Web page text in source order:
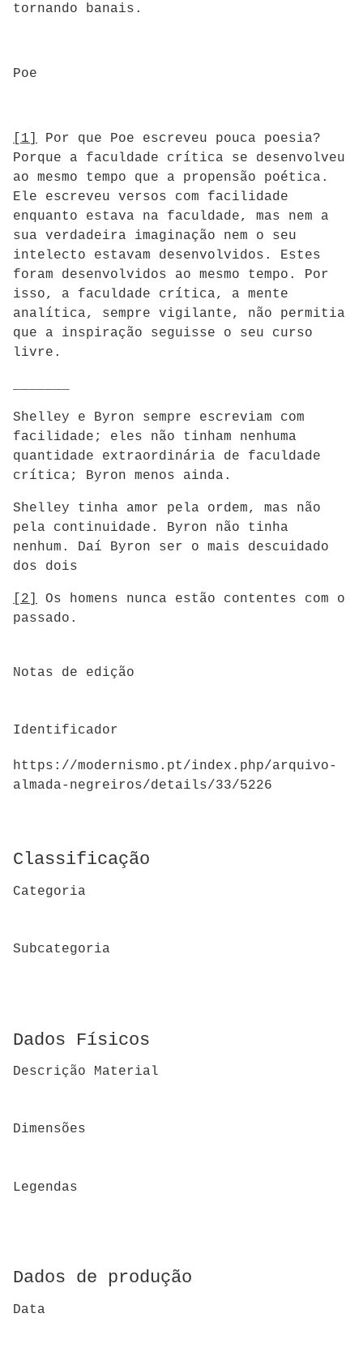
tornando banais.
Poe
[1]
Por que Poe escreveu pouca poesia?
Porque a faculdade crítica se desenvolveu
ao mesmo tempo que a propensão poética.
Ele escreveu versos com facilidade
enquanto estava na faculdade, mas nem a
sua verdadeira imaginação nem o seu
intelecto estavam desenvolvidos. Estes
foram desenvolvidos ao mesmo tempo. Por
isso, a faculdade crítica, a mente
analítica, sempre vigilante, não permitia
que a inspiração seguisse o seu curso
livre.
Shelley e Byron sempre escreviam com
facilidade; eles não tinham nenhuma
quantidade extraordinária de faculdade
crítica; Byron menos ainda.
Shelley tinha amor pela ordem, mas não
pela continuidade. Byron não tinha
nenhum. Daí Byron ser o mais descuidado
dos dois
[2]
Os homens nunca estão contentes com o
passado.
Notas de edição
Identificador
https://modernismo.pt/index.php/arquivo-
almada-negreiros/details/33/5226
Classificação
Categoria
Subcategoria
Dados Físicos
Descrição Material
Dimensões
Legendas
Dados de produção
Data